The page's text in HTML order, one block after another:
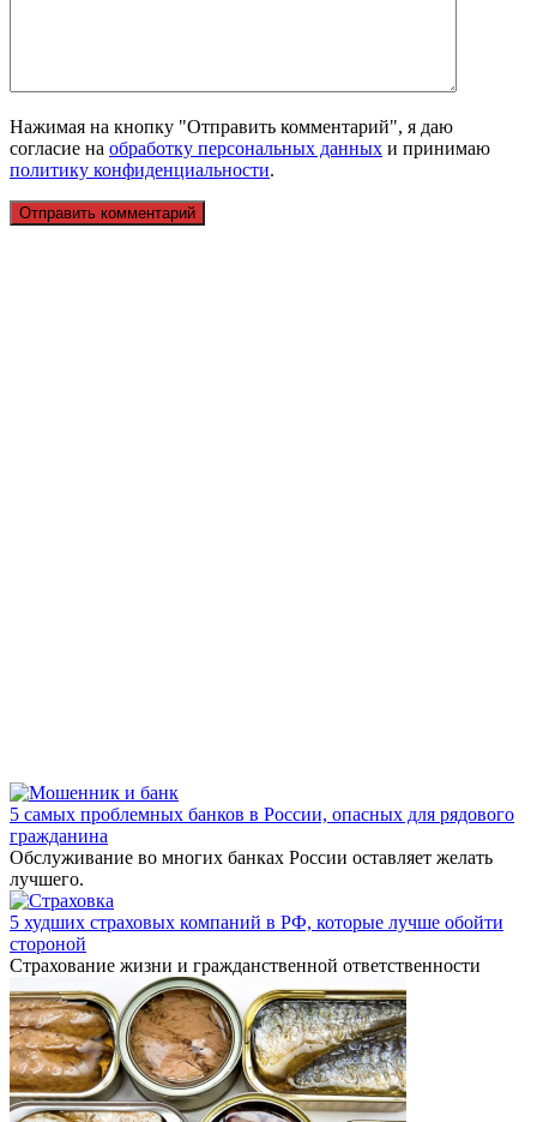
Нажимая на кнопку "Отправить комментарий", я даю
согласие на обработку персональных данных и принимаю
политику конфиденциальности.
5 самых проблемных банков в России, опасных для рядового
гражданина
Обслуживание во многих банках России оставляет желать
лучшего.
5 худших страховых компаний в РФ, которые лучше обойти
стороной
Страхование жизни и гражданственной ответственности